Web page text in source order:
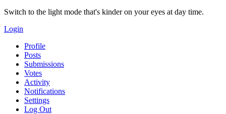
Switch to the light mode that's kinder on your eyes at day time.
Login
Profile
Posts
Submissions
Votes
Activity
Notifications
Settings
Log Out